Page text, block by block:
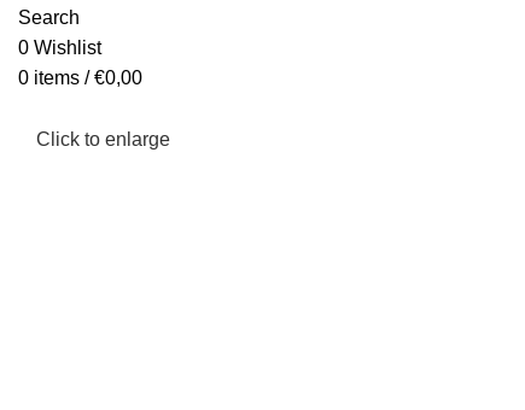
Search
0 Wishlist
0 items / €0,00
Click to enlarge